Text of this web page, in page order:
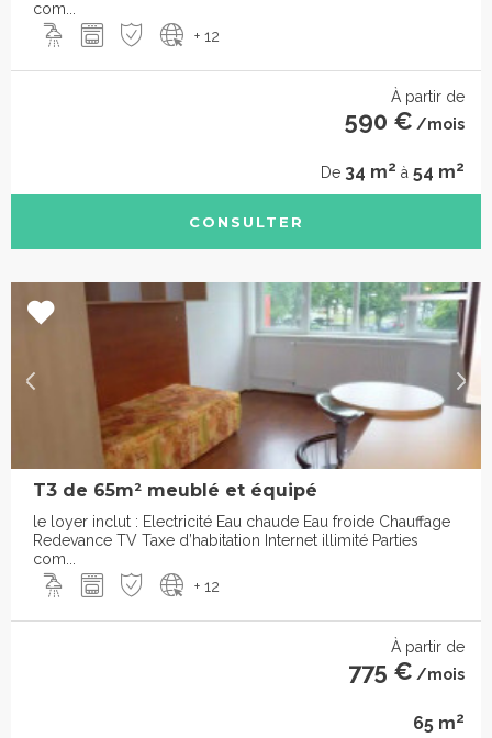
com...
+ 12
À partir de
590 € /mois
De 34 m2 à 54 m2
CONSULTER
T3 de 65m² meublé et équipé
le loyer inclut : Electricité Eau chaude Eau froide Chauffage
Redevance TV Taxe d’habitation Internet illimité Parties
com...
+ 12
À partir de
775 € /mois
65 m2